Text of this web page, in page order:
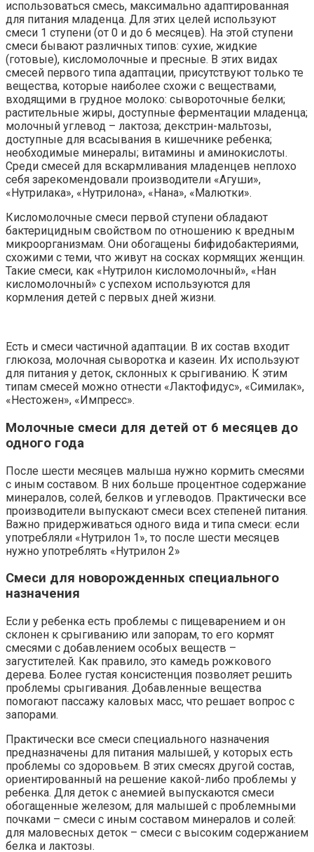
использоваться смесь, максимально адаптированная
для питания младенца. Для этих целей используют
смеси 1 ступени (от 0 и до 6 месяцев). На этой ступени
смеси бывают различных типов: сухие, жидкие
(готовые), кисломолочные и пресные. В этих видах
смесей первого типа адаптации, присутствуют только те
вещества, которые наиболее схожи с веществами,
входящими в грудное молоко: сывороточные белки;
растительные жиры, доступные ферментации младенца;
молочный углевод – лактоза; декстрин-мальтозы,
доступные для всасывания в кишечнике ребенка;
необходимые минералы; витамины и аминокислоты.
Среди смесей для вскармливания младенцев неплохо
себя зарекомендовали производители «Агуши»,
«Нутрилака», «Нутрилона», «Нана», «Малютки».
Кисломолочные смеси первой ступени обладают
бактерицидным свойством по отношению к вредным
микроорганизмам. Они обогащены бифидобактериями,
схожими с теми, что живут на сосках кормящих женщин.
Такие смеси, как «Нутрилон кисломолочный», «Нан
кисломолочный» с успехом используются для
кормления детей с первых дней жизни.
Есть и смеси частичной адаптации. В их состав входит
глюкоза, молочная сыворотка и казеин. Их используют
для питания у деток, склонных к срыгиванию. К этим
типам смесей можно отнести «Лактофидус», «Симилак»,
«Нестожен», «Импресс».
Молочные смеси для детей от 6 месяцев до
одного года
После шести месяцев малыша нужно кормить смесями
с иным составом. В них больше процентное содержание
минералов, солей, белков и углеводов. Практически все
производители выпускают смеси всех степеней питания.
Важно придерживаться одного вида и типа смеси: если
употребляли «Нутрилон 1», то после шести месяцев
нужно употреблять «Нутрилон 2»
Смеси для новорожденных специального
назначения
Если у ребенка есть проблемы с пищеварением и он
склонен к срыгиванию или запорам, то его кормят
смесями с добавлением особых веществ –
загустителей. Как правило, это камедь рожкового
дерева. Более густая консистенция позволяет решить
проблемы срыгивания. Добавленные вещества
помогают пассажу каловых масс, что решает вопрос с
запорами.
Практически все смеси специального назначения
предназначены для питания малышей, у которых есть
проблемы со здоровьем. В этих смесях другой состав,
ориентированный на решение какой-либо проблемы у
ребенка. Для деток с анемией выпускаются смеси
обогащенные железом; для малышей с проблемными
почками – смеси с иным составом минералов и солей:
для маловесных деток – смеси с высоким содержанием
белка и лактозы.